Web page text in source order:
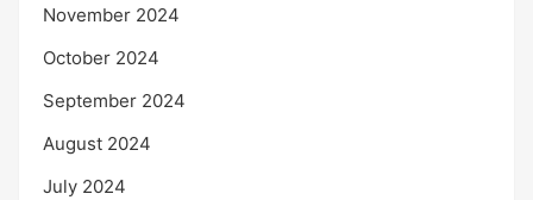
November 2024
October 2024
September 2024
August 2024
July 2024